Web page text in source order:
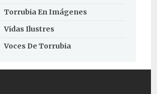
Torrubia En Imágenes
Vidas Ilustres
Voces De Torrubia